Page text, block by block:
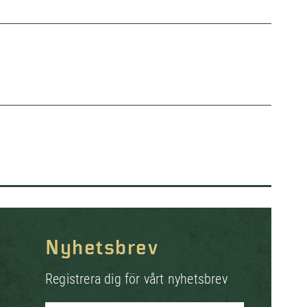
Nyhetsbrev
Registrera dig för vårt nyhetsbrev